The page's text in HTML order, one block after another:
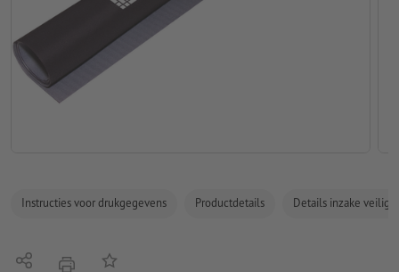
Instructies voor drukgegevens Productdetails Details inzake
Delen afdrukkenOp de lijst